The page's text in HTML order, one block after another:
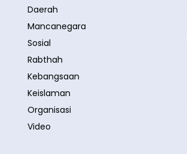
Daerah
Mancanegara
Sosial
Rabthah
Kebangsaan
Keislaman
Organisasi
Video